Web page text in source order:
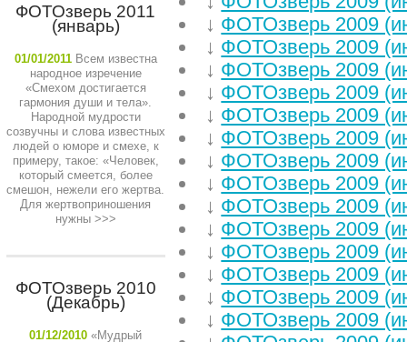
ФОТОзверь 2011
(январь)
01/01/2011 Всем известна
народное изречение
«Смехом достигается
гармония души и тела».
Народной мудрости
созвучны и слова известных
людей о юморе и смехе, к
примеру, такое: «Человек,
который смеется, более
смешон, нежели его жертва.
Для жертвоприношения
нужны>>>
ФОТОзверь 2010
(Декабрь)
01/12/2010 «Мудрый
↓ ФОТОзверь 2009
↓ ФОТОзверь 2009
↓ ФОТОзверь 2009
↓ ФОТОзверь 2009
↓ ФОТОзверь 2009
↓ ФОТОзверь 2009
↓ ФОТОзверь 2009
↓ ФОТОзверь 2009
↓ ФОТОзверь 2009
↓ ФОТОзверь 2009
↓ ФОТОзверь 2009
↓ ФОТОзверь 2009
↓ ФОТОзверь 2009
↓ ФОТОзверь 2009